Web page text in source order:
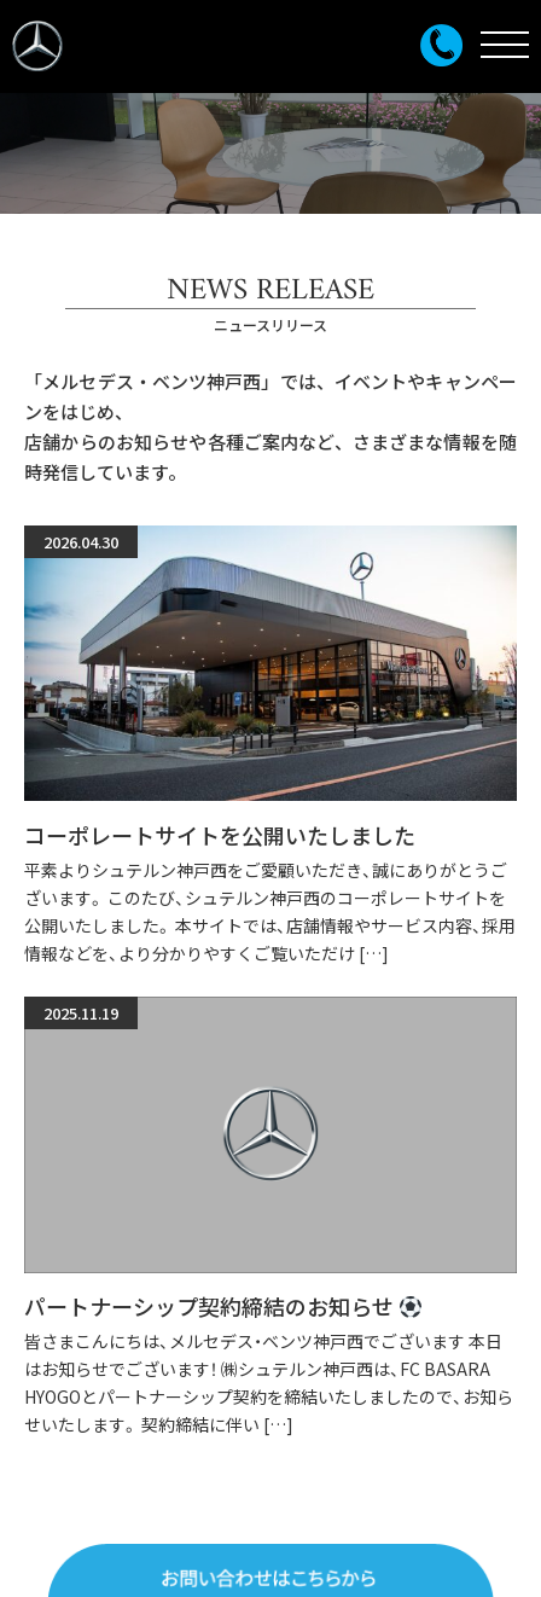
NEWS RELEASE
ニュースリリース
「メルセデス・ベンツ神戸西」では、イベントやキャンペー
ンをはじめ、
店舗からのお知らせや各種ご案内など、さまざまな情報を随
時発信しています。
2026.04.30
コーポレートサイトを公開いたしました
平素よりシュテルン神戸西をご愛顧いただき、誠にありがとうご
ざいます。 このたび、シュテルン神戸西のコーポレートサイトを
公開いたしました。 本サイトでは、店舗情報やサービス内容、採用
情報などを、より分かりやすくご覧いただけ […]
2025.11.19
パートナーシップ契約締結のお知らせ
皆さまこんにちは、メルセデス・ベンツ神戸西でございます 本日
はお知らせでございます！ ㈱シュテルン神戸西は、FC BASARA
HYOGOとパートナーシップ契約を締結いたしましたので、お知ら
せいたします。 契約締結に伴い […]